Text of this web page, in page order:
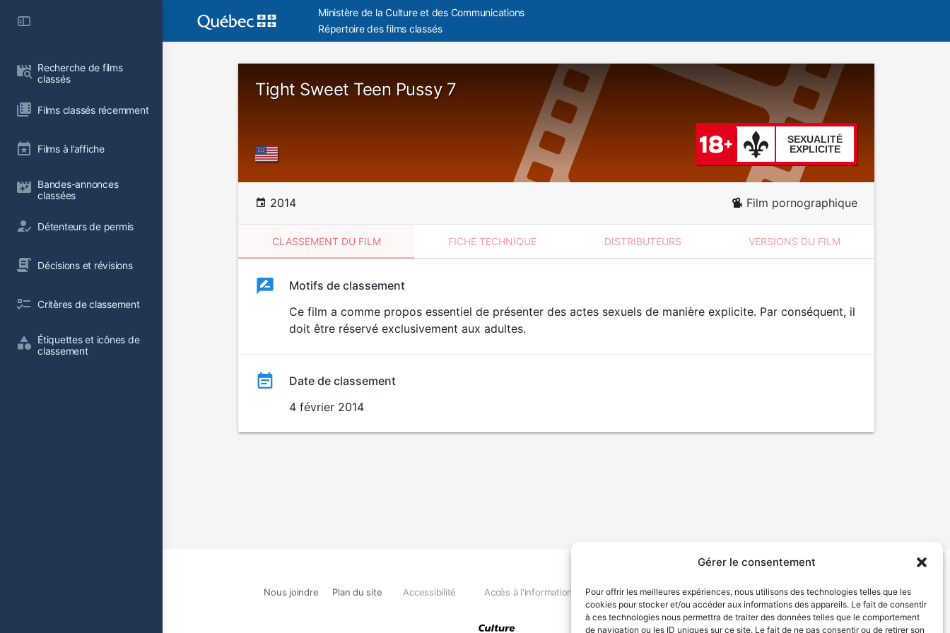
Gérer le consentement
Pour offrir les meilleures expériences, nous utilisons des technologies telles que les
cookies pour stocker et/ou accéder aux informations des appareils. Le fait de consentir
à ces technologies nous permettra de traiter des données telles que le comportement
de navigation ou les ID uniques sur ce site. Le fait de ne pas consentir ou de retirer son
Recherche de films
classés
Films classés récemment
Films à l’affiche
Bandes-annonces
classées
Détenteurs de permis
Décisions et révisions
Critères de classement
Étiquettes et icônes de
classement
Ministère de la Culture et des Communications
Répertoire des films classés
Tight Sweet Teen Pussy 7
SEXUALITÉ
EXPLICITE
2014 Film pornographique
CLASSEMENT DU FILM FICHE TECHNIQUE DISTRIBUTEURS VERSIONS DU FILM
ClassementClassement
SEXUALITÉ
EXPLICITE
Motifs de classement
Ce film a comme propos essentiel de présenter des actes sexuels de manière explicite. Par conséquent, il
doit être réservé exclusivement aux adultes.
Date de classement
4 février 2014
Nous joindre Plan du site Accessibilité Accès à l'information Déclaration de services Politique de confidentialité